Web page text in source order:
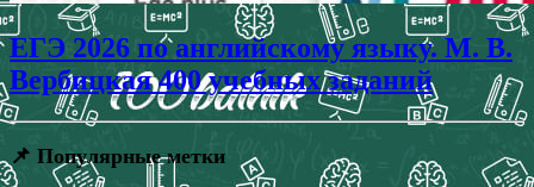
ЕГЭ 2026 по английскому языку. М. В.
Вербицкая 400 учебных заданий
📌 Популярные метки